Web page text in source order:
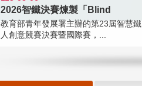
2026智鐵決賽煉製「Blind
教育部青年發展署主辦的第23屆智慧鐵
人創意競賽決賽暨國際賽，...